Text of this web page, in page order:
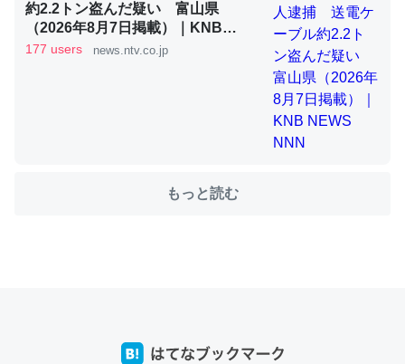
これを元に考えるとカルシウムを大量に使う脊椎動物と貝
類は苦労してるんだな…。腹足類だと殻を無くしてナメク
ジになったり努力してるし。
─ニュース :: 【研究発表】昆虫学の大問題＝「昆虫はなぜ海にいな
約2.2トン盗んだ疑い 富山県
（2026年8月7日掲載）｜KNB
NEWS NNN
177 users news.ntv.co.jp
もっと読む